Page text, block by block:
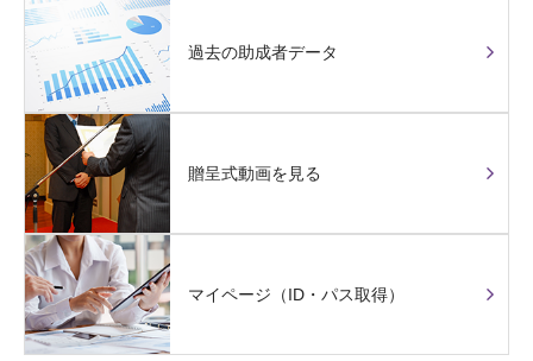
過去の助成者データ
贈呈式動画を見る
マイページ（ID・パス取得）